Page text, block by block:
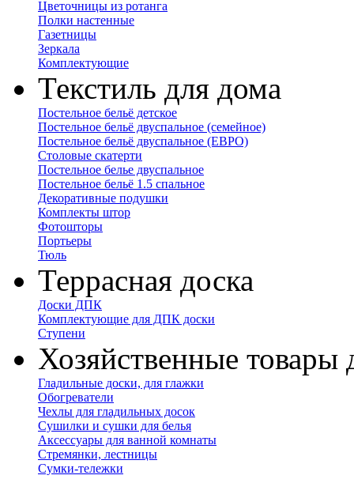
Цветочницы из ротанга
Полки настенные
Газетницы
Зеркала
Комплектующие
Текстиль для дома
Постельное бельё детское
Постельное бельё двуспальное (семейное)
Постельное бельё двуспальное (ЕВРО)
Столовые скатерти
Постельное белье двуспальное
Постельное бельё 1.5 спальное
Декоративные подушки
Комплекты штор
Фотошторы
Портьеры
Тюль
Террасная доска
Доски ДПК
Комплектующие для ДПК доски
Ступени
Хозяйственные товары
Гладильные доски, для глажки
Обогреватели
Чехлы для гладильных досок
Сушилки и сушки для белья
Аксессуары для ванной комнаты
Стремянки, лестницы
Сумки-тележки